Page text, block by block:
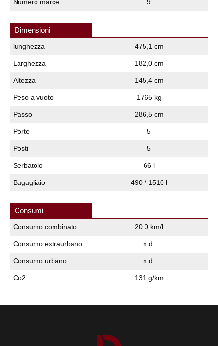
Numero marce 9
Dimensioni
lunghezza 475,1 cm
Larghezza 182,0 cm
Altezza 145,4 cm
Peso a vuoto 1765 kg
Passo 286,5 cm
Porte 5
Posti 5
Serbatoio 66 l
Bagagliaio 490 / 1510 l
Consumi
Consumo combinato 20.0 km/l
Consumo extraurbano n.d.
Consumo urbano n.d.
Co2 131 g/km